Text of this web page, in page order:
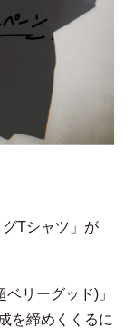
Tシャツ」が
リーグッド)」
を締めくくるに